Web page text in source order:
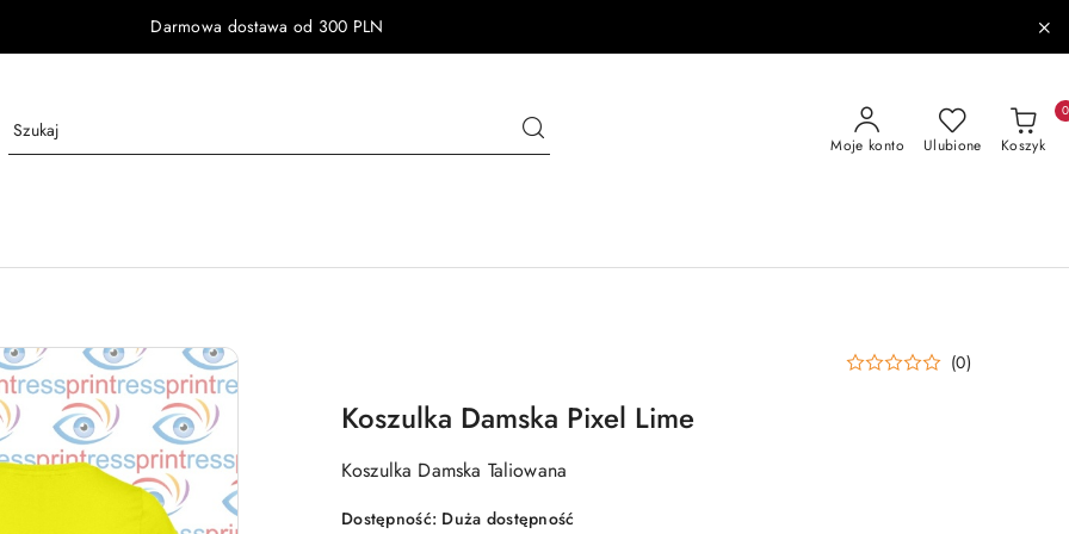
Darmowa dostawa od 300 PLN
Moje konto Ulubione Koszyk
0
(0)
Koszulka Damska Pixel Lime
Koszulka Damska Taliowana
Dostępność: Duża dostępność